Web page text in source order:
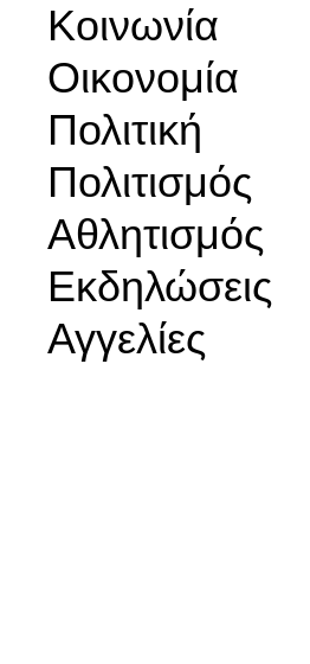
Κοινωνία
Οικονομία
Πολιτική
Πολιτισμός
Αθλητισμός
Εκδηλώσεις
Αγγελίες